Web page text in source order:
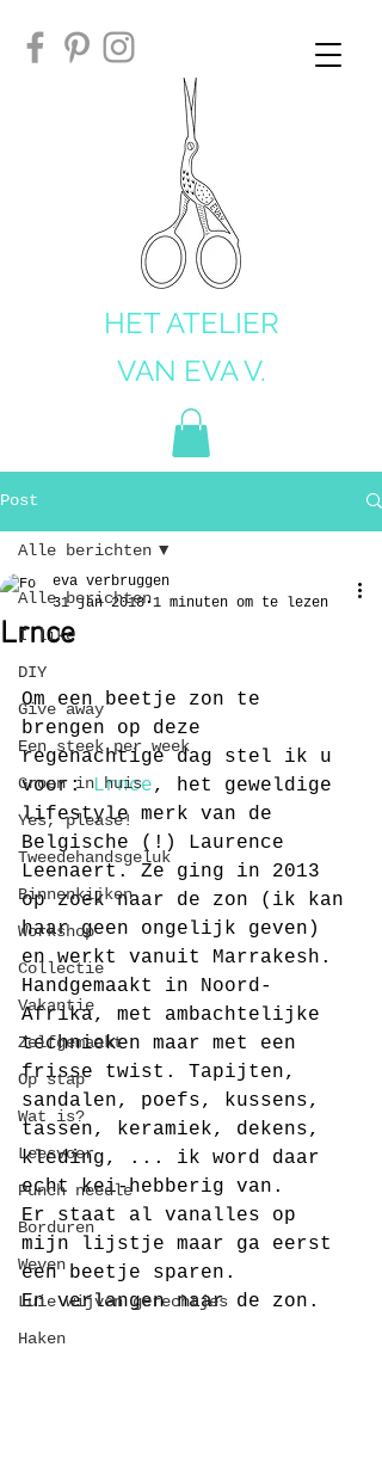
HET ATELIER
VAN EVA V.
Post
Alle berichten
I like
DIY
Give away
Een steek per week
Groen in huis
Yes, please!
Tweedehandsgeluk
Binnenkijken
Workshop
Collectie
Vakantie
Zelfgemaakt
Op stap
Wat is?
Leesvoer
Punch needle
Borduren
Weven
Luie wijven gerechtjes
Haken
Alle berichten
Lrnce
eva verbruggen
31 jan 2018 1 minuten om te lezen
Om een beetje zon te
brengen op deze
regenachtige dag stel ik u
voor: Lrnce, het geweldige
lifestyle merk van de
Belgische (!) Laurence
Leenaert. Ze ging in 2013
op zoek naar de zon (ik kan
haar geen ongelijk geven)
en werkt vanuit Marrakesh.
Handgemaakt in Noord-
Afrika, met ambachtelijke
technieken maar met een
frisse twist. Tapijten,
sandalen, poefs, kussens,
tassen, keramiek, dekens,
kleding, ... ik word daar
echt kei-hebberig van.
Er staat al vanalles op
mijn lijstje maar ga eerst
een beetje sparen.
En verlangen naar de zon.